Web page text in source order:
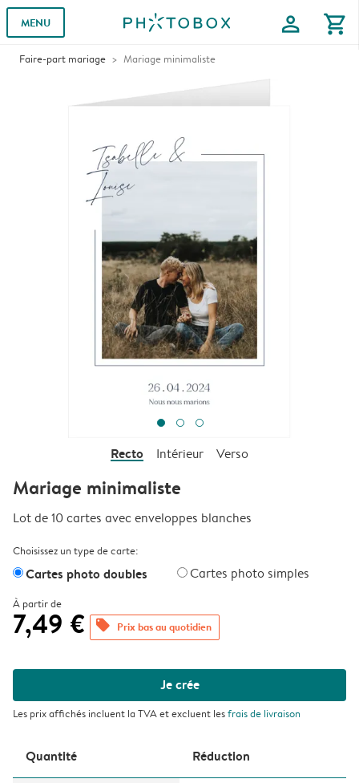
MENU profile shopping_cart
Faire-part mariage Mariage minimaliste
Recto Intérieur Verso
Mariage minimaliste
Lot de 10 cartes avec enveloppes blanches
Choisissez un type de carte:
Cartes photo doubles Cartes photo simples
À partir de
7,49 € offers Prix bas au quotidien
Je crée
Les prix affichés incluent la TVA et excluent lesfrais de livraison
Quantité Réduction